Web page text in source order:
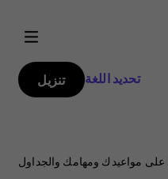
تحديد اللغة تنزيل
على مواعيدك ومهامك والجداول